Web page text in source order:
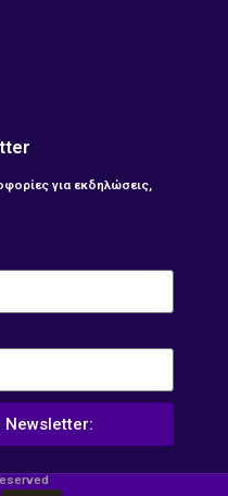
για εκδηλώσεις,
Newsletter: